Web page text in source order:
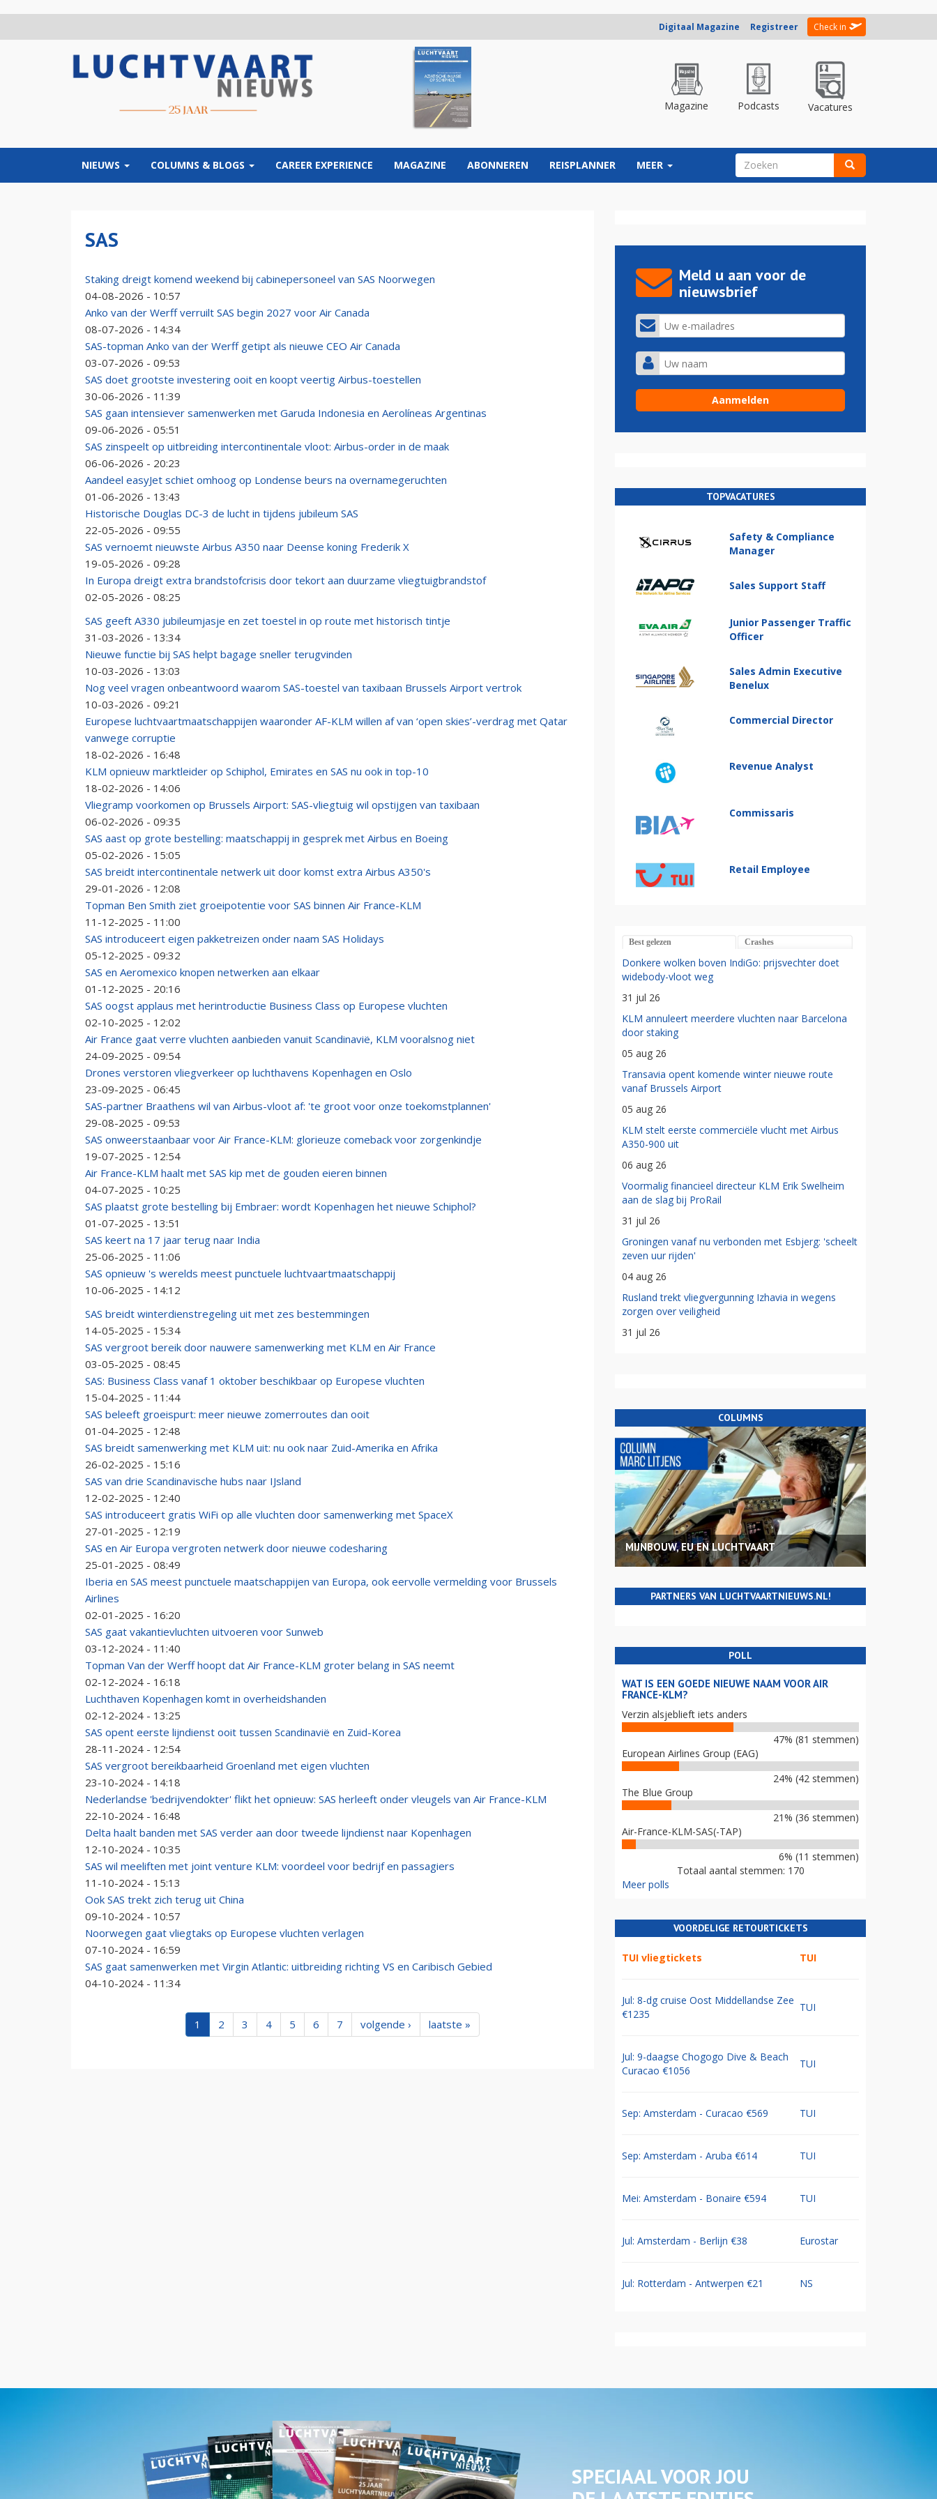
Digitaal Magazine Registreer Check in
Magazine Podcasts Vacatures
NIEUWS COLUMNS & BLOGS CAREER EXPERIENCE MAGAZINE ABONNEREN REISPLANNER MEER ZOEKVELD
SAS
Staking dreigt komend weekend bij cabinepersoneel van SAS Noorwegen
04-08-2026 - 10:57
Anko van der Werff verruilt SAS begin 2027 voor Air Canada
08-07-2026 - 14:34
SAS-topman Anko van der Werff getipt als nieuwe CEO Air Canada
03-07-2026 - 09:53
SAS doet grootste investering ooit en koopt veertig Airbus-toestellen
30-06-2026 - 11:39
SAS gaan intensiever samenwerken met Garuda Indonesia en Aerolíneas Argentinas
09-06-2026 - 05:51
SAS zinspeelt op uitbreiding intercontinentale vloot: Airbus-order in de maak
06-06-2026 - 20:23
Aandeel easyJet schiet omhoog op Londense beurs na overnamegeruchten
01-06-2026 - 13:43
Historische Douglas DC-3 de lucht in tijdens jubileum SAS
22-05-2026 - 09:55
SAS vernoemt nieuwste Airbus A350 naar Deense koning Frederik X
19-05-2026 - 09:28
In Europa dreigt extra brandstofcrisis door tekort aan duurzame vliegtuigbrandstof
02-05-2026 - 08:25
SAS geeft A330 jubileumjasje en zet toestel in op route met historisch tintje
31-03-2026 - 13:34
Nieuwe functie bij SAS helpt bagage sneller terugvinden
10-03-2026 - 13:03
Nog veel vragen onbeantwoord waarom SAS-toestel van taxibaan Brussels Airport vertrok
10-03-2026 - 09:21
Europese luchtvaartmaatschappijen waaronder AF-KLM willen af van ‘open skies’-verdrag met Qatar
vanwege corruptie
18-02-2026 - 16:48
KLM opnieuw marktleider op Schiphol, Emirates en SAS nu ook in top-10
18-02-2026 - 14:06
Vliegramp voorkomen op Brussels Airport: SAS-vliegtuig wil opstijgen van taxibaan
06-02-2026 - 09:35
SAS aast op grote bestelling: maatschappij in gesprek met Airbus en Boeing
05-02-2026 - 15:05
SAS breidt intercontinentale netwerk uit door komst extra Airbus A350's
29-01-2026 - 12:08
Topman Ben Smith ziet groeipotentie voor SAS binnen Air France-KLM
11-12-2025 - 11:00
SAS introduceert eigen pakketreizen onder naam SAS Holidays
05-12-2025 - 09:32
SAS en Aeromexico knopen netwerken aan elkaar
01-12-2025 - 20:16
SAS oogst applaus met herintroductie Business Class op Europese vluchten
02-10-2025 - 12:02
Air France gaat verre vluchten aanbieden vanuit Scandinavië, KLM vooralsnog niet
24-09-2025 - 09:54
Drones verstoren vliegverkeer op luchthavens Kopenhagen en Oslo
23-09-2025 - 06:45
SAS-partner Braathens wil van Airbus-vloot af: 'te groot voor onze toekomstplannen'
29-08-2025 - 09:53
SAS onweerstaanbaar voor Air France-KLM: glorieuze comeback voor zorgenkindje
19-07-2025 - 12:54
Air France-KLM haalt met SAS kip met de gouden eieren binnen
04-07-2025 - 10:25
SAS plaatst grote bestelling bij Embraer: wordt Kopenhagen het nieuwe Schiphol?
01-07-2025 - 13:51
SAS keert na 17 jaar terug naar India
25-06-2025 - 11:06
SAS opnieuw 's werelds meest punctuele luchtvaartmaatschappij
10-06-2025 - 14:12
SAS breidt winterdienstregeling uit met zes bestemmingen
14-05-2025 - 15:34
SAS vergroot bereik door nauwere samenwerking met KLM en Air France
03-05-2025 - 08:45
SAS: Business Class vanaf 1 oktober beschikbaar op Europese vluchten
15-04-2025 - 11:44
SAS beleeft groeispurt: meer nieuwe zomerroutes dan ooit
01-04-2025 - 12:48
SAS breidt samenwerking met KLM uit: nu ook naar Zuid-Amerika en Afrika
26-02-2025 - 15:16
SAS van drie Scandinavische hubs naar IJsland
12-02-2025 - 12:40
SAS introduceert gratis WiFi op alle vluchten door samenwerking met SpaceX
27-01-2025 - 12:19
SAS en Air Europa vergroten netwerk door nieuwe codesharing
25-01-2025 - 08:49
Iberia en SAS meest punctuele maatschappijen van Europa, ook eervolle vermelding voor Brussels
Airlines
02-01-2025 - 16:20
SAS gaat vakantievluchten uitvoeren voor Sunweb
03-12-2024 - 11:40
Topman Van der Werff hoopt dat Air France-KLM groter belang in SAS neemt
02-12-2024 - 16:18
Luchthaven Kopenhagen komt in overheidshanden
02-12-2024 - 13:25
SAS opent eerste lijndienst ooit tussen Scandinavië en Zuid-Korea
28-11-2024 - 12:54
SAS vergroot bereikbaarheid Groenland met eigen vluchten
23-10-2024 - 14:18
Nederlandse 'bedrijvendokter' flikt het opnieuw: SAS herleeft onder vleugels van Air France-KLM
22-10-2024 - 16:48
Delta haalt banden met SAS verder aan door tweede lijndienst naar Kopenhagen
12-10-2024 - 10:35
SAS wil meeliften met joint venture KLM: voordeel voor bedrijf en passagiers
11-10-2024 - 15:13
Ook SAS trekt zich terug uit China
09-10-2024 - 10:57
Noorwegen gaat vliegtaks op Europese vluchten verlagen
07-10-2024 - 16:59
SAS gaat samenwerken met Virgin Atlantic: uitbreiding richting VS en Caribisch Gebied
04-10-2024 - 11:34
1 2 3 4 5 6 7 volgende › laatste »
Meld u aan voor de
nieuwsbrief
TOPVACATURES
Safety & Compliance
Manager
Sales Support Staff
Junior Passenger Traffic
Officer
Sales Admin Executive
Benelux
Commercial Director
Revenue Analyst
Commissaris
Retail Employee
Best gelezen Crashes
Donkere wolken boven IndiGo: prijsvechter doet
widebody-vloot weg
31 jul 26
KLM annuleert meerdere vluchten naar Barcelona
door staking
05 aug 26
Transavia opent komende winter nieuwe route
vanaf Brussels Airport
05 aug 26
KLM stelt eerste commerciële vlucht met Airbus
A350-900 uit
06 aug 26
Voormalig financieel directeur KLM Erik Swelheim
aan de slag bij ProRail
31 jul 26
Groningen vanaf nu verbonden met Esbjerg: 'scheelt
zeven uur rijden'
04 aug 26
Rusland trekt vliegvergunning Izhavia in wegens
zorgen over veiligheid
31 jul 26
COLUMNS
MIJNBOUW, EU EN LUCHTVAART
PARTNERS VAN LUCHTVAARTNIEUWS.NL!
POLL
WAT IS EEN GOEDE NIEUWE NAAM VOOR AIR
FRANCE-KLM?
Verzin alsjeblieft iets anders
47% (81 stemmen)
European Airlines Group (EAG)
24% (42 stemmen)
The Blue Group
21% (36 stemmen)
Air-France-KLM-SAS(-TAP)
6% (11 stemmen)
Totaal aantal stemmen: 170
Meer polls
VOORDELIGE RETOURTICKETS
TUI vliegtickets TUI
Jul: 8-dg cruise Oost Middellandse Zee
€1235
TUI
Jul: 9-daagse Chogogo Dive & Beach
Curacao €1056
TUI
Sep: Amsterdam - Curacao €569 TUI
Sep: Amsterdam - Aruba €614 TUI
Mei: Amsterdam - Bonaire €594 TUI
Jul: Amsterdam - Berlijn €38 Eurostar
Jul: Rotterdam - Antwerpen €21 NS
SPECIAAL VOOR JOU